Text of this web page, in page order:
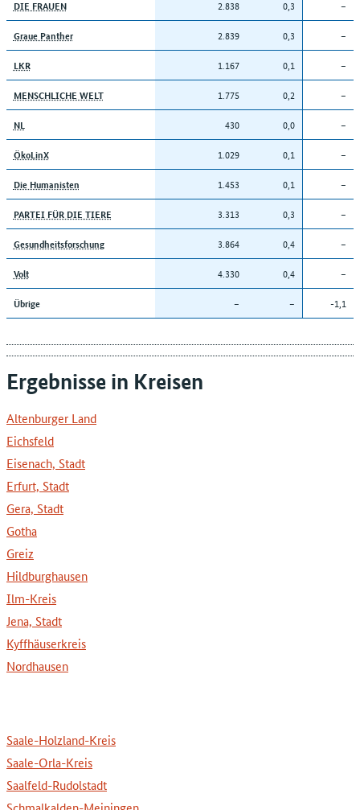
DIE FRAUEN 2.838 0,3 –
Graue Panther 2.839 0,3 –
LKR 1.167 0,1 –
MENSCHLICHE WELT 1.775 0,2 –
NL 430 0,0 –
ÖkoLinX 1.029 0,1 –
Die Humanisten 1.453 0,1 –
PARTEI FÜR DIE TIERE 3.313 0,3 –
Gesundheitsforschung 3.864 0,4 –
Volt 4.330 0,4 –
Übrige – – -1,1
Ergebnisse in Kreisen
Altenburger Land
Eichsfeld
Eisenach, Stadt
Erfurt, Stadt
Gera, Stadt
Gotha
Greiz
Hildburghausen
Ilm-Kreis
Jena, Stadt
Kyffhäuserkreis
Nordhausen
Saale-Holzland-Kreis
Saale-Orla-Kreis
Saalfeld-Rudolstadt